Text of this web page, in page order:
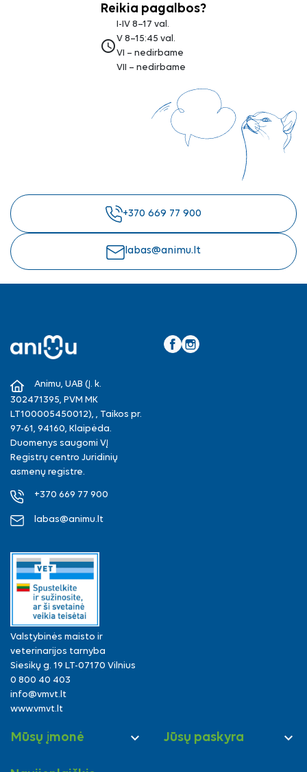
Reikia pagalbos?
access_time
I-IV 8–17 val.
V 8–15:45 val.
VI – nedirbame
VII – nedirbame
+370 669 77 900
labas@animu.lt
Animu, UAB (Į. k.
302471395, PVM MK
LT100005450012), , Taikos pr.
97-61, 94160, Klaipėda.
Duomenys saugomi VĮ
Registrų centro Juridinių
asmenų registre.
+370 669 77 900
labas@animu.lt
Valstybinės maisto ir
veterinarijos tarnyba
Siesikų g. 19 LT-07170 Vilnius
0 800 40 403
info@vmvt.lt
www.vmvt.lt
Mūsų įmonė  Jūsų paskyra 